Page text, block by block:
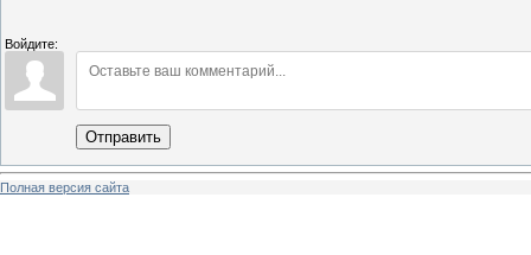
Войдите:
Отправить
Полная версия сайта